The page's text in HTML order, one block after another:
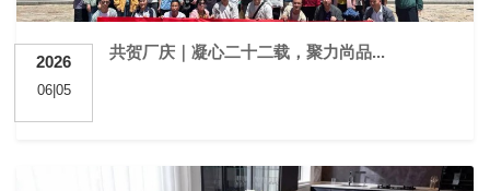
2026
06|05
共贺厂庆｜凝心二十二载，聚力尚品...